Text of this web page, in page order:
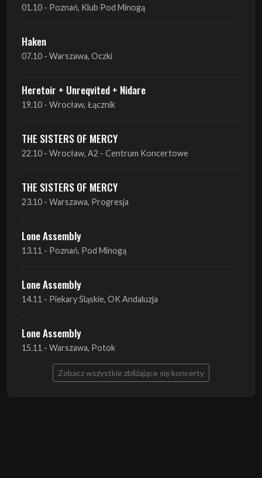
Heretoir + Unreqvited + Nidare
THE SISTERS OF MERCY
22.10 - Wrocław, A2 - Centrum Koncertowe
THE SISTERS OF MERCY
Lone Assembly
Lone Assembly
14.11 - Piekary Śląskie, OK Andaluzja
Lone Assembly
15.11 - Warszawa, Potok